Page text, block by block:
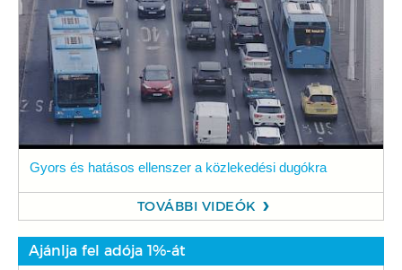
Gyors és hatásos ellenszer a közlekedési dugókra
TOVÁBBI VIDEÓK
Ajánlja fel adója 1%-át